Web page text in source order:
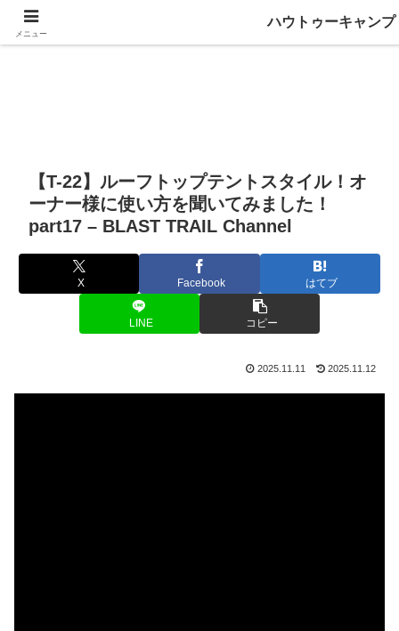
【T-22】ルーフトップテントスタイル！オ
ーナー様に使い方を聞いてみました！
part17 – BLAST TRAIL Channel
X Facebook はてブ
LINE コピー
2025.11.11 2025.11.12
メニュー
ハウトゥーキャンプ